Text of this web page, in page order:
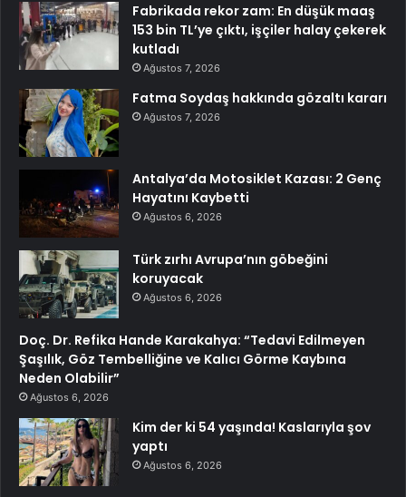
Fabrikada rekor zam: En düşük maaş
153 bin TL’ye çıktı, işçiler halay çekerek
kutladı
Ağustos 7, 2026
Fatma Soydaş hakkında gözaltı kararı
Ağustos 7, 2026
Antalya’da Motosiklet Kazası: 2 Genç
Hayatını Kaybetti
Ağustos 6, 2026
Türk zırhı Avrupa’nın göbeğini
koruyacak
Ağustos 6, 2026
Doç. Dr. Refika Hande Karakahya: “Tedavi Edilmeyen
Şaşılık, Göz Tembelliğine ve Kalıcı Görme Kaybına
Neden Olabilir”
Ağustos 6, 2026
Kim der ki 54 yaşında! Kaslarıyla şov
yaptı
Ağustos 6, 2026